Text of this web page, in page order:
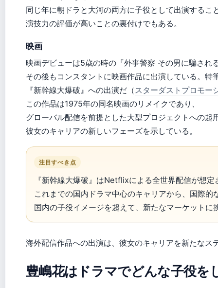
同じ年に朝ドラと大河の両方に子役として出演する
演技力の評価が高いことの裏付けでもある。
映画
映画デビューは5歳の時の『外事警察 その男に騙され
その後もコンスタントに映画作品に出演している。
『新幹線大爆破』への出演だ（スターダストプロモー
この作品は1975年の同名映画のリメイクであり、
グローバル配信を前提とした大型プロジェクトへの起
彼女のキャリアの新しいフェーズを示している。
注目すべき点
『新幹線大爆破』はNetflixによる全世界配信が想定
これまでの国内ドラマ中心のキャリアから、国際
国内の子役イメージを超えて、新たなマーケットに
海外配信作品への出演は、彼女のキャリアを新たなス
豊嶋花はドラマでどんな子役を